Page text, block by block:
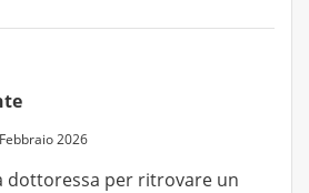
2026
dottoressa per ritrovare un